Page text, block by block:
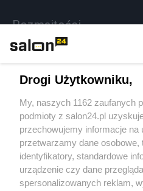
Rozmaitości
Sport
Społeczeństwo
Kultura
Drogi Użytkowniku,
My, naszych 1162 zaufanych
podmioty z salon24.pl
przechowujemy informacje na
przetwarzamy dane osobowe,
identyfikatory, standardowe
urządzenie czy dane
spersonalizowanych reklam,